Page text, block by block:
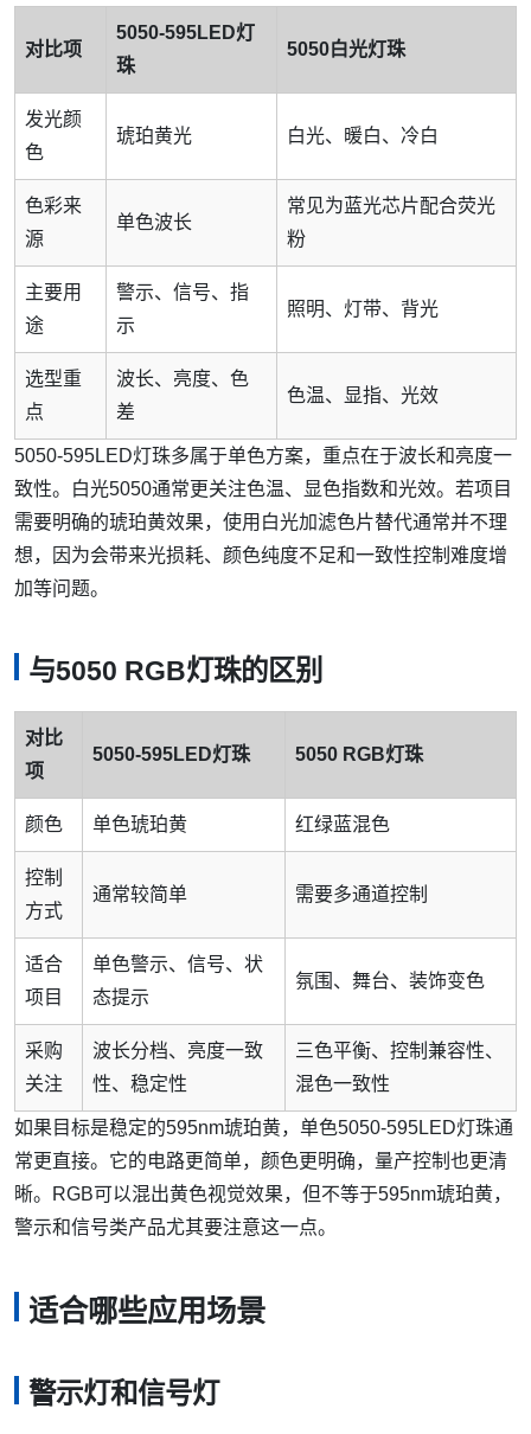
对比项
5050-595LED灯
珠
5050白光灯珠
发光颜
色
琥珀黄光 白光、暖白、冷白
色彩来
源
单色波长
常见为蓝光芯片配合荧光
粉
主要用
途
警示、信号、指
示
照明、灯带、背光
选型重
点
波长、亮度、色
差
色温、显指、光效
5050-595LED灯珠多属于单色方案，重点在于波长和亮度一
致性。白光5050通常更关注色温、显色指数和光效。若项目
需要明确的琥珀黄效果，使用白光加滤色片替代通常并不理
想，因为会带来光损耗、颜色纯度不足和一致性控制难度增
加等问题。
与5050 RGB灯珠的区别
对比
项
5050-595LED灯珠 5050 RGB灯珠
颜色 单色琥珀黄 红绿蓝混色
控制
方式
通常较简单 需要多通道控制
适合
项目
单色警示、信号、状
态提示
氛围、舞台、装饰变色
采购
关注
波长分档、亮度一致
性、稳定性
三色平衡、控制兼容性、
混色一致性
如果目标是稳定的595nm琥珀黄，单色5050-595LED灯珠通
常更直接。它的电路更简单，颜色更明确，量产控制也更清
晰。RGB可以混出黄色视觉效果，但不等于595nm琥珀黄，
警示和信号类产品尤其要注意这一点。
适合哪些应用场景
警示灯和信号灯